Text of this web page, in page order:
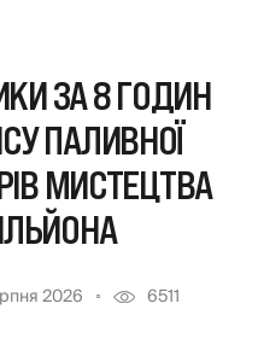
ЗА 8 ГОДИН
ПАЛИВНОЇ
МИСТЕЦТВА
2026 6511